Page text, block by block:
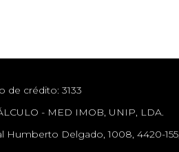
de crédito: 3133
- MED IMOB, UNIP, LDA.
Humberto Delgado, 1008, 4420-